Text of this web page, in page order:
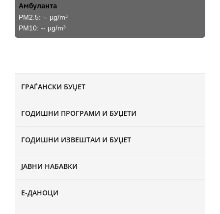
ГРАЃАНСКИ БУЏЕТ
ГОДИШНИ ПРОГРАМИ И БУЏЕТИ
ГОДИШНИ ИЗВЕШТАИ И БУЏЕТ
ЈАВНИ НАБАВКИ
Е-ДАНОЦИ
Амбуланта
PM2.5: -- µg/m³
PM10: -- µg/m³